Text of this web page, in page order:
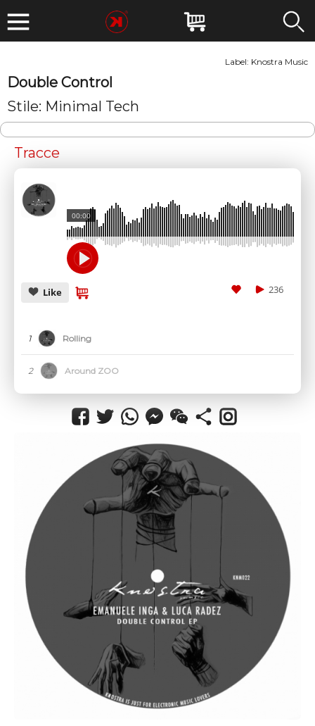
Label: Knostra Music
Double Control
Stile: Minimal Tech
Tracce
00:00
Like 236
1 Rolling
2 Around ZOO